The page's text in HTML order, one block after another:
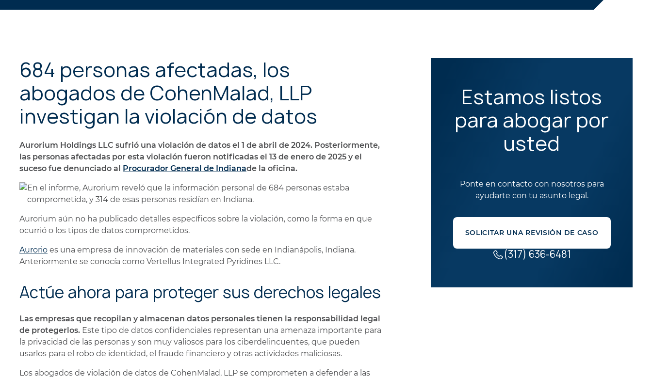
PERSONALES
684 personas afectadas, los
abogados de CohenMalad, LLP
investigan la violación de datos
Aurorium Holdings LLC sufrió una violación de datos el 1 de abril de 2024. Posteriormente,
las personas afectadas por esta violación fueron notificadas el 13 de enero de 2025 y el
suceso fue denunciado al Procurador General de Indianade la oficina.
En el informe, Aurorium reveló que la información personal de 684 personas estaba
comprometida, y 314 de esas personas residían en Indiana.
Aurorium aún no ha publicado detalles específicos sobre la violación, como la forma en que
ocurrió o los tipos de datos comprometidos.
Aurorio es una empresa de innovación de materiales con sede en Indianápolis, Indiana.
Anteriormente se conocía como Vertellus Integrated Pyridines LLC.
Actúe ahora para proteger sus derechos legales
Las empresas que recopilan y almacenan datos personales tienen la responsabilidad legal
de protegerlos. Este tipo de datos confidenciales representan una amenaza importante para
la privacidad de las personas y son muy valiosos para los ciberdelincuentes, que pueden
usarlos para el robo de identidad, el fraude financiero y otras actividades maliciosas.
Los abogados de violación de datos de CohenMalad, LLP se comprometen a defender a las
Estamos listos
para abogar por
usted
Ponte en contacto con nosotros para
ayudarte con tu asunto legal.
SOLICITAR UNA REVISIÓN DE CASO
(317) 636-6481